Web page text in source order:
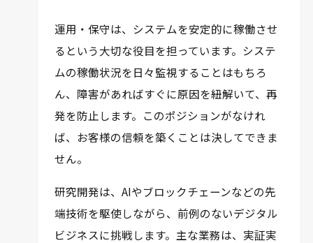
運用・保守は、システムを安定的に稼働させ
るという大切な役目を担っています。システ
ムの稼働状況を日々監視することはもちろ
ん、障害があればすぐに原因を紐解いて、再
発を防止します。このポジションがなけれ
ば、お客様の信頼を築くことは決してできま
せん。
研究開発は、AIやブロックチェーンなどの先
端技術を駆使しながら、前例のないデジタル
ビジネスに挑戦します。主な業務は、実証実